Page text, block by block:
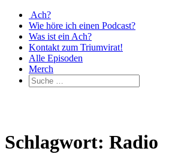
Ach?
Wie höre ich einen Podcast?
Was ist ein Ach?
Kontakt zum Triumvirat!
Alle Episoden
Merch
Schlagwort: Radio